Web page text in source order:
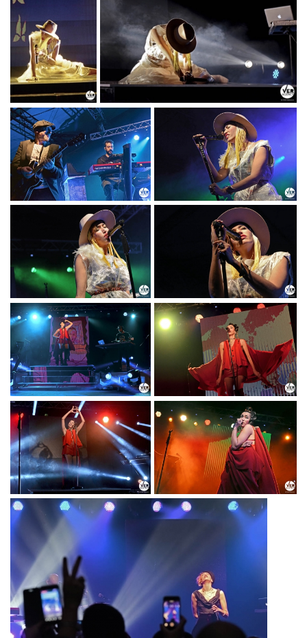
TOUR"_PH © TITTI FABOZZI
"MODERN
ART
TOUR"_PH
© TITTI
FABOZZI
NINA ZILLI
"MODERN
ART
TOUR"_PH
© TITTI
FABOZZI
NINA ZILLI "MODERN ART
TOUR"_PH © TITTI FABOZZI
NINA ZILLI
"MODERN ART
TOUR"_PH © TITTI
FABOZZI
NINA ZILLI "MODERN
ART TOUR"_PH ©
TITTI FABOZZI
NINA ZILLI
"MODERN ART
TOUR"_PH © TITTI
FABOZZI
NINA ZILLI "MODERN
ART TOUR"_PH ©
TITTI FABOZZI
NINA ZILLI
"MODERN ART
TOUR"_PH © TITTI
FABOZZI
NINA ZILLI "MODERN
ART TOUR"_PH ©
TITTI FABOZZI
NINA ZILLI
"MODERN ART
TOUR"_PH © TITTI
FABOZZI
NINA ZILLI "MODERN